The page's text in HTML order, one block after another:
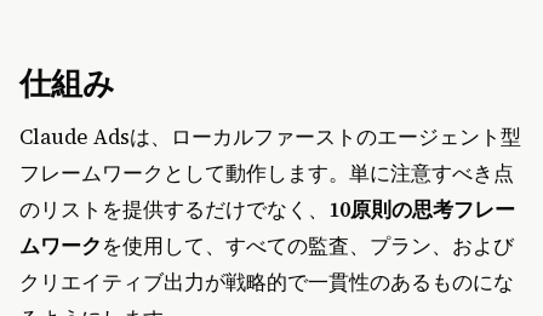
仕組み
Claude Adsは、ローカルファーストのエージェント型
フレームワークとして動作します。単に注意すべき点
のリストを提供するだけでなく、 10原則の思考フレー
ムワークを使用して、すべての監査、プラン、および
クリエイティブ出力が戦略的で一貫性のあるものにな